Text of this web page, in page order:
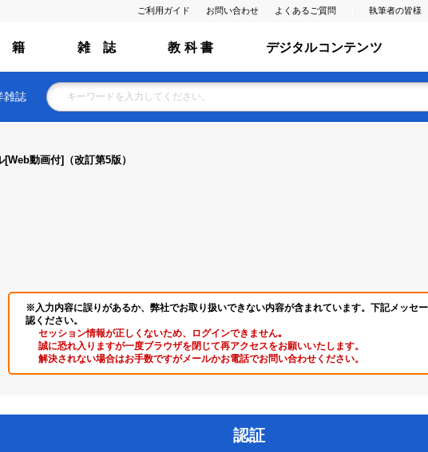
ご利用ガイド お問い合わせ よくあるご質問 執筆者の皆様
籍 雑 誌 教 科 書 デジタルコンテンツ
雑誌
動画付]（改訂第5版）
※入力内容に誤りがあるか、弊社でお取り扱いできない内容が含まれています。下記メッセ
認ください。
セッション情報が正しくないため、ログインできません｡
誠に恐れ入りますが一度ブラウザを閉じて再アクセスをお願いいたします。
解決されない場合はお手数ですがメールかお電話でお問い合わせください。
認証